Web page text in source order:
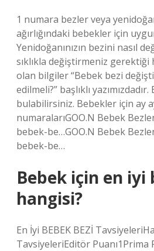
1 numara bezler veya
ağırlığındaki bebekler için
Yenidoğanınızın bezini nasıl
sıklıkla değiştirmeniz gerektiği
olan bilgiler “Bebek bezi
edilmeli?” başlıklı
bulabilirsiniz. Bebekler için ay
numaralarıGOO.N Bebek
bebek-be…GOO.N Bebek
bebek-be…
Bebek için en iyi
hangisi?
En İyi BEBEK BEZİ
TavsiyeleriEditör Puanı1Prima